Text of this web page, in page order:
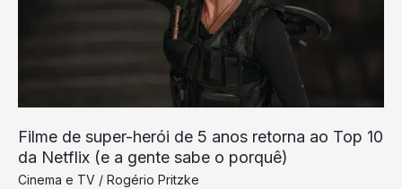
Filme de super-herói de 5 anos retorna ao Top 10
da Netflix (e a gente sabe o porquê)
Cinema e TV / Rogério Pritzke
10